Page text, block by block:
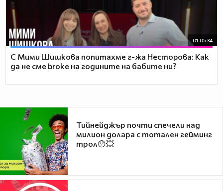
01:05:34
С Мими Шишкова попитахме г-жа Несторова: Как
да не сме broke на годините на бабите ни?
Тийнейджър почти спечели над
милион долара с тотален гейминг
трол😯💥